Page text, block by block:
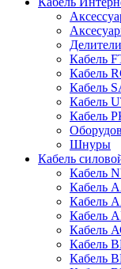
Кабель
Кабель
Кабель
Кабель
Кабель
Шнуры
Кабель
Кабель
Кабель
Кабель
Кабель
Кабель
Кабель
Кабель